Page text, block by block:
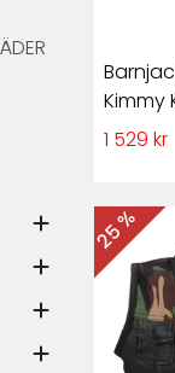
Kimmy
1 529 kr
25 %